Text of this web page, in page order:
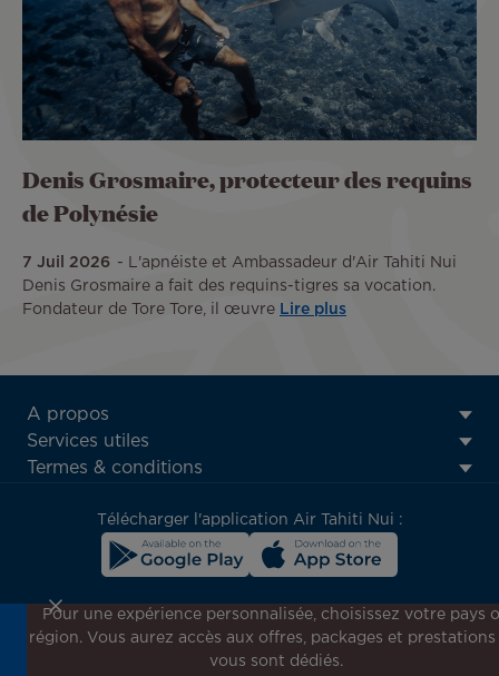
Denis Grosmaire, protecteur des requins
de Polynésie
7 Juil 2026
L'apnéiste et Ambassadeur d'Air Tahiti Nui
Denis Grosmaire a fait des requins-tigres sa vocation.
Fondateur de Tore Tore, il œuvre Lire plus
ATN:
Footer
menu
A propos
Services utiles
Termes & conditions
Télécharger l'application Air Tahiti Nui :
Inscrivez-vous à notre newsletter !
Recevez en avant-première toutes nos offres spéciales et
Pour une expérience personnalisée, choisissez votre pays
région. Vous aurez accès aux offres, packages et prestations
vous sont dédiés.